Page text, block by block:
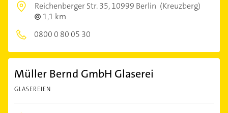
Reichenberger Str. 35,10999 Berlin (Kreuzberg)
1,1 km
0800 0 80 05 30
Müller Bernd GmbH Glaserei
GLASEREIEN